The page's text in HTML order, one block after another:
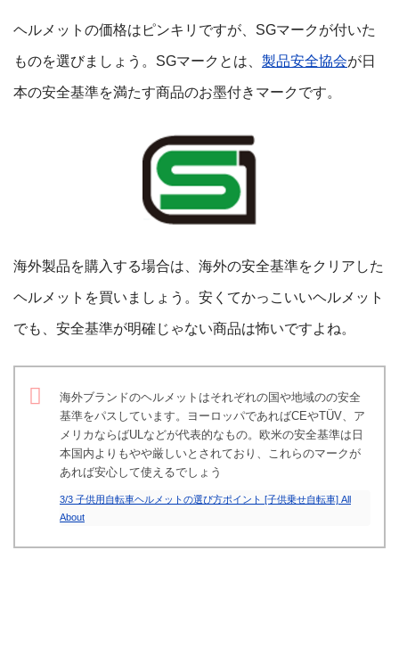
ヘルメットの価格はピンキリですが、SGマークが付いた
ものを選びましょう。SGマークとは、 製品安全協会が日
本の安全基準を満たす商品のお墨付きマークです。
海外製品を購入する場合は、海外の安全基準をクリアした
ヘルメットを買いましょう。安くてかっこいいヘルメット
でも、安全基準が明確じゃない商品は怖いですよね。
海外ブランドのヘルメットはそれぞれの国や地域のの安全
基準をパスしています。ヨーロッパであればCEやTÜV、ア
メリカならばULなどが代表的なもの。欧米の安全基準は日
本国内よりもやや厳しいとされており、これらのマークが
あれば安心して使えるでしょう
3/3 子供用自転車ヘルメットの選び方ポイント [子供乗せ自転車] All
About